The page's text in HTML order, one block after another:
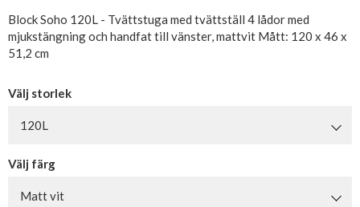
Block Soho 120L - Tvättstuga med tvättställ 4 lådor med
mjukstängning och handfat till vänster, mattvit Mått: 120 x 46 x
51,2 cm
Välj storlek
120L
Välj färg
Matt vit